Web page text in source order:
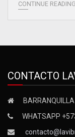
CONTINUE READING
CONTACTO
WHATSAPP